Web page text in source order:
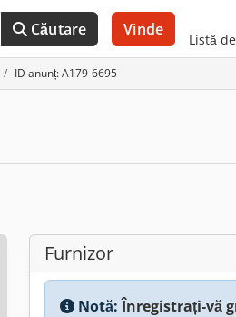
Căutare Vinde
Listă
ID anunț: A179-6695
Furnizor
Notă:Înregistrați-vă